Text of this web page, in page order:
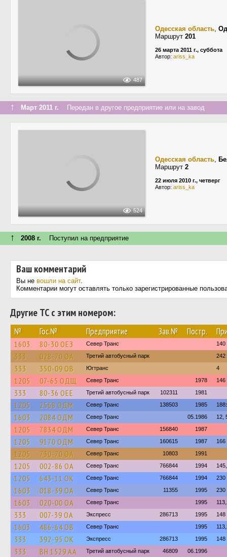
487
Одесская область,
Маршрут 201
26 марта 2011 г., суббота
Автор: ariss_ka
↑ Март 2011 г. Передан в другое предприятие или на завод
524
Одесская область,
Маршрут 2
22 июля 2010 г., четверг
Автор: ariss_ka
↑ 2008 г. Поступил на предприятие
Ваш комментарий
Вы не вошли на сайт.
Комментарии могут оставлять только зарегистрированные
Другие ТС с этим номером:
№ Гос.№ Предприятие Зав.№ Постр.
1603 80-30 ОЕЗ Север Транс 140
333 028-70 ОА Третий автобусный парк 242
333 350-09 ОВ Югтранс 4
1205 07-65 ОДЩ Север Транс 1978 146
333 80-36 ОЕЕ Третий автобусный парк 102311 1981
1205 2568 ОДМ Север Транс 138503 1985
1603 2084 ОДМ Север Транс 05.1986 12,
1205 7834 ОДМ Север Транс 156840 1987
1205 9170 ОДМ Север Транс 160615 1987 166
1205 730-70 ОА Север Транс 10803 1991
1205 002-86 ОА Север Транс 766844 1994
1205 643-11 ОК Север Транс 766844 1994 230
1603 018-39 ОА Север Транс 11355 1995 230
1603 020-00 ОА Север Транс 1995
333 007-39 ОА Экспресс 286713 1995 148
1603 486-64 ОВ Север Транс 1995
333 392-95 ОК Экспресс 286713 1995 148
333 BH 1529 AA Третий автобусный парк 46809 06.1996